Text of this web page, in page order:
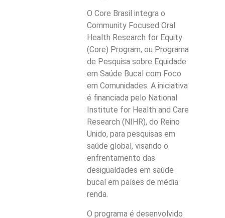
O Core Brasil integra o
Community Focused Oral
Health Research for Equity
(Core) Program, ou Programa
de Pesquisa sobre Equidade
em Saúde Bucal com Foco
em Comunidades. A iniciativa
é financiada pelo National
Institute for Health and Care
Research (NIHR), do Reino
Unido, para pesquisas em
saúde global, visando o
enfrentamento das
desigualdades em saúde
bucal em países de média
renda.
O programa é desenvolvido